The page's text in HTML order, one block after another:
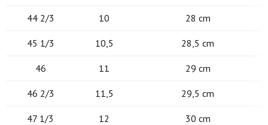
44 2/3 10 28 cm
45 1/3 10,5 28,5 cm
46 11 29 cm
46 2/3 11,5 29,5 cm
47 1/3 12 30 cm